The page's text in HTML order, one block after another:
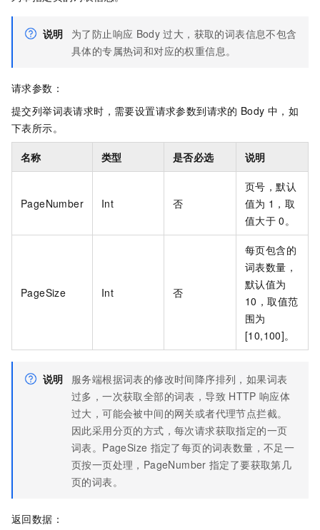
说明 为了防止响应 Body 过大，获取的词表信息不包含
具体的专属热词和对应的权重信息。
请求参数：
提交列举词表请求时，需要设置请求参数到请求的 Body 中，如
下表所示。
名称 类型 是否必选 说明
PageNumber Int 否
页号，默认
值为 1，取
值大于 0。
PageSize Int 否
每页包含的
词表数量，
默认值为
10，取值范
围为
[10,100]。
说明
服务端根据词表的修改时间降序排列，如果词表
过多，一次获取全部的词表，导致 HTTP 响应体
过大，可能会被中间的网关或者代理节点拦截。
因此采用分页的方式，每次请求获取指定的一页
词表。PageSize 指定了每页的词表数量，不足一
页按一页处理，PageNumber 指定了要获取第几
页的词表。
返回数据：